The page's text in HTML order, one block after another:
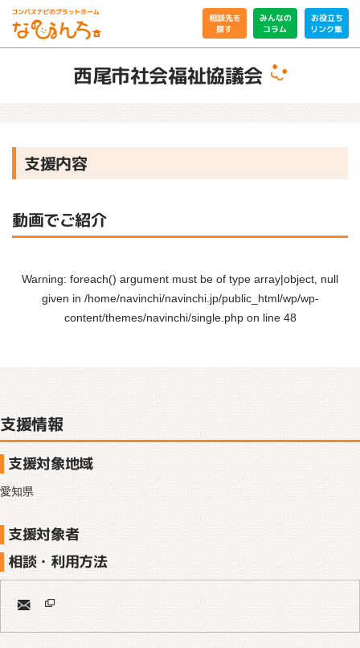
相談先を
探す
みんなの
コラム
お役立ち
リンク集
西尾市社会福祉協議会
支援内容
動画でご紹介
Warning: foreach() argument must be of type array|object, null
given in /home/navinchi/navinchi.jp/public_html/wp/wp-
content/themes/navinchi/single.phpon line 48
支援情報
支援対象地域
愛知県
支援対象者
相談・利用方法